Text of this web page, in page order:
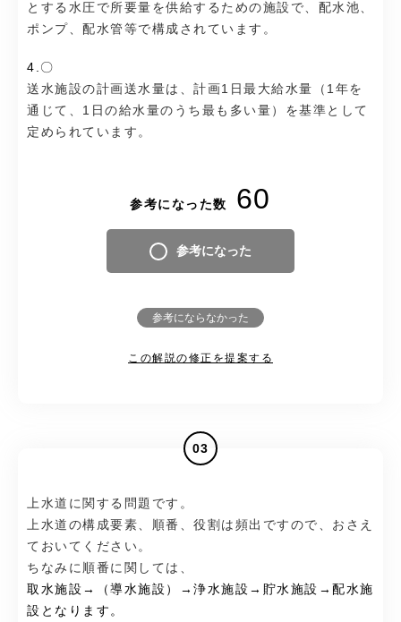
とする水圧で所要量を供給するための施設で、配水池、
ポンプ、配水管等で構成されています。
4.〇
送水施設の計画送水量は、計画1日最大給水量（1年を
通じて、1日の給水量のうち最も多い量）を基準として
定められています。
参考になった数 60
参考になった
参考にならなかった
この解説の修正を提案する
03
上水道に関する問題です。
上水道の構成要素、順番、役割は頻出ですので、おさえ
ておいてください。
ちなみに順番に関しては、
取水施設→（導水施設）→浄水施設→貯水施設→配水施
設となります。